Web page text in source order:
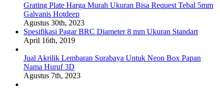
Grating Plate Harga Murah Ukuran Bisa Request Tebal 5mm
Galvanis Hotdeep
Agustus 30th, 2023
Spesifikasi Pagar BRC Diameter 8 mm Ukuran Standart
April 16th, 2019
Jual Akrilik Lembaran Surabaya Untuk Neon Box Papan
Nama Huruf 3D
Agustus 7th, 2023